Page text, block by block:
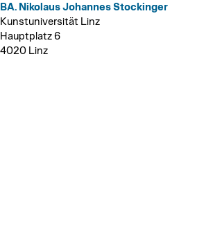
BA. Nikolaus Johannes Stockinger
Kunstuniversität Linz
Hauptplatz 6
4020 Linz